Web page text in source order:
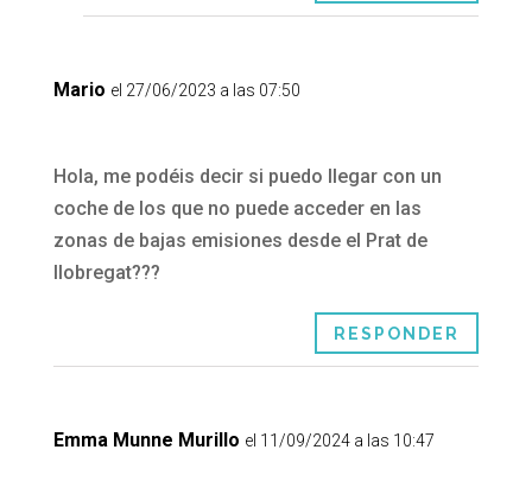
Mario el 27/06/2023 a las 07:50
Hola, me podéis decir si puedo llegar con un
coche de los que no puede acceder en las
zonas de bajas emisiones desde el Prat de
llobregat???
RESPONDER
Emma Munne Murillo el 11/09/2024 a las 10:47